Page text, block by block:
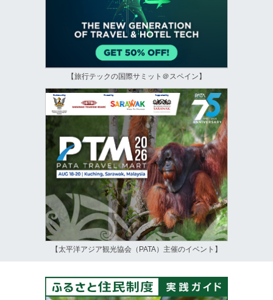
【旅行テックの国際サミット＠スペイン】
【太平洋アジア観光協会（PATA）主催のイベント】